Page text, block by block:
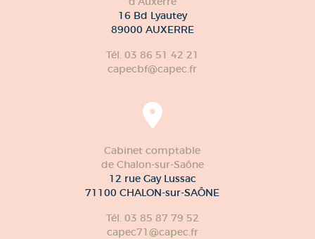
16 Bd Lyautey
89000 AUXERRE
Tél. 03 86 51 42 21
capecbf@capec.fr
Cabinet comptable
de Chalon-sur-Saône
12 rue Gay Lussac
71100 CHALON-sur-SAÔNE
Tél. 03 85 87 79 52
capec71@capec.fr